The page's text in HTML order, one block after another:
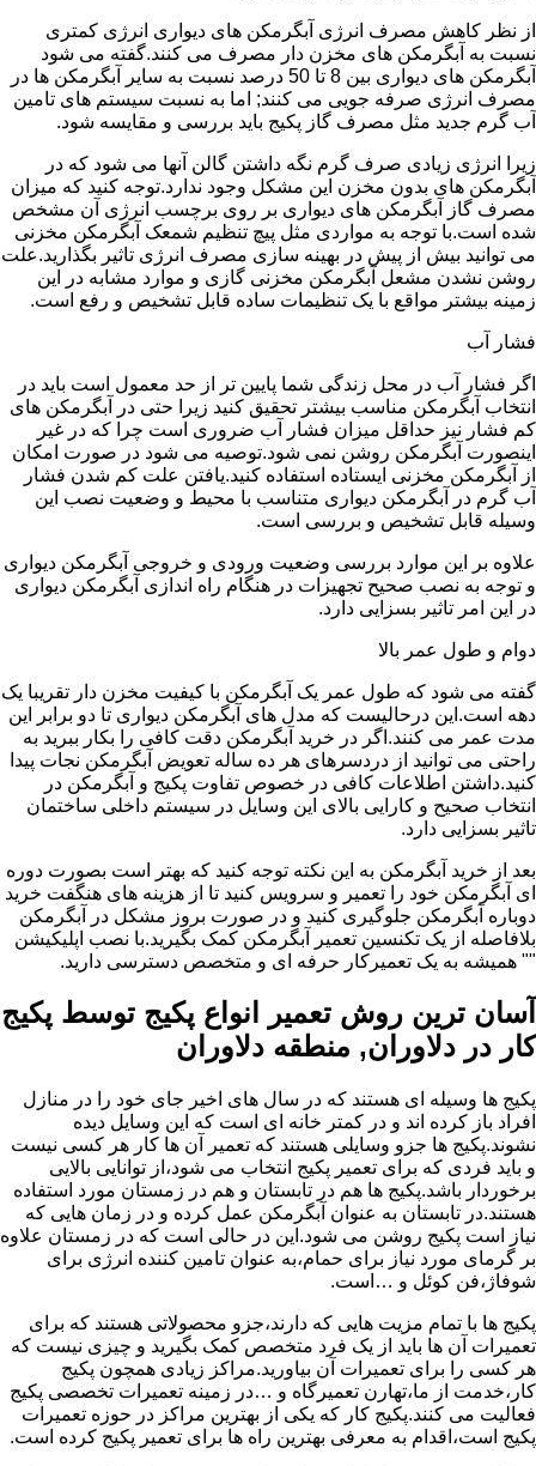
از نظر کاهش مصرف انرژی آبگرمکن های دیواری انرژی کمتری
نسبت به آبگرمکن های مخزن دار مصرف می کنند.گفته می شود
آبگرمکن های دیواری بین 8 تا 50 درصد نسبت به سایر آبگرمکن ها در
مصرف انرژی صرفه جویی می کنند; اما به نسبت سیستم های تامین
آب گرم جدید مثل مصرف گاز پکیج باید بررسی و مقایسه شود.
زیرا انرژی زیادی صرف گرم نگه داشتن گالن آنها می شود که در
آبگرمکن های بدون مخزن این مشکل وجود ندارد.توجه کنید که میزان
مصرف گاز آبگرمکن های دیواری بر روی برچسب انرژی آن مشخص
شده است.با توجه به مواردی مثل پیچ تنظیم شمعک آبگرمکن مخزنی
می توانید بیش از پیش در بهینه سازی مصرف انرژی تاثیر بگذارید.علت
روشن نشدن مشعل آبگرمکن مخزنی گازی و موارد مشابه در این
زمینه بیشتر مواقع با یک تنظیمات ساده قابل تشخیص و رفع است.
فشار آب
اگر فشار آب در محل زندگی شما پایین تر از حد معمول است باید در
انتخاب آبگرمکن مناسب بیشتر تحقیق کنید زیرا حتی در آبگرمکن های
کم فشار نیز حداقل میزان فشار آب ضروری است چرا که در غیر
اینصورت آبگرمکن روشن نمی شود.توصیه می شود در صورت امکان
از آبگرمکن مخزنی ایستاده استفاده کنید.یافتن علت کم شدن فشار
آب گرم در آبگرمکن دیواری متناسب با محیط و وضعیت نصب این
وسیله قابل تشخیص و بررسی است.
علاوه بر این موارد بررسی وضعیت ورودی و خروجی آبگرمکن دیواری
و توجه به نصب صحیح تجهیزات در هنگام راه اندازی آبگرمکن دیواری
در این امر تاثیر بسزایی دارد.
دوام و طول عمر بالا
گفته می شود که طول عمر یک آبگرمکن با کیفیت مخزن دار تقریبا یک
دهه است.این درحالیست که مدل های آبگرمکن دیواری تا دو برابر این
مدت عمر می کنند.اگر در خرید آبگرمکن دقت کافی را بکار ببرید به
راحتی می توانید از دردسرهای هر ده ساله تعویض آبگرمکن نجات پیدا
کنید.داشتن اطلاعات کافی در خصوص تفاوت پکیج و آبگرمکن در
انتخاب صحیح و کارایی بالای این وسایل در سیستم داخلی ساختمان
تاثیر بسزایی دارد.
بعد از خرید آبگرمکن به این نکته توجه کنید که بهتر است بصورت دوره
ای آبگرمکن خود را تعمیر و سرویس کنید تا از هزینه های هنگفت خرید
دوباره آبگرمکن جلوگیری کنید و در صورت بروز مشکل در آبگرمکن
بلافاصله از یک تکنسین تعمیر آبگرمکن کمک بگیرید.با نصب اپلیکیشن
"" همیشه به یک تعمیرکار حرفه ای و متخصص دسترسی دارید.
آسان ترین روش تعمیر انواع پکیج توسط پکیج
کار در دلاوران, منطقه دلاوران
پکیج ها وسیله ای هستند که در سال های اخیر جای خود را در منازل
افراد باز کرده اند و در کمتر خانه ای است که این وسایل دیده
نشوند.پکیج ها جزو وسایلی هستند که تعمیر آن ها کار هر کسی نیست
و باید فردی که برای تعمیر پکیج انتخاب می شود،از توانایی بالایی
برخوردار باشد.پکیج ها هم در تابستان و هم در زمستان مورد استفاده
هستند.در تابستان به عنوان آبگرمکن عمل کرده و در زمان هایی که
نیاز است پکیج روشن می شود.این در حالی است که در زمستان علاوه
بر گرمای مورد نیاز برای حمام،به عنوان تامین کننده انرژی برای
شوفاژ،فن کوئل و …است.
پکیج ها با تمام مزیت هایی که دارند،جزو محصولاتی هستند که برای
تعمیرات آن ها باید از یک فرد متخصص کمک بگیرید و چیزی نیست که
هر کسی را برای تعمیرات آن بیاورید.مراکز زیادی همچون پکیج
کار،خدمت از ما،تهارن تعمیرگاه و …در زمینه تعمیرات تخصصی پکیج
فعالیت می کنند.پکیج کار که یکی از بهترین مراکز در حوزه تعمیرات
پکیج است،اقدام به معرفی بهترین راه ها برای تعمیر پکیج کرده است.